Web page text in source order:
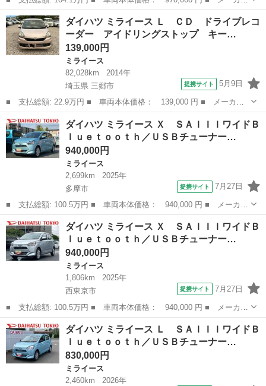
名： ダイハツ ■ 車種名： ミライース ■ グレード名： Ｘ Ｓ
ＡＩＩＩ 走行２０８２キロ／ＬＥＤヘッドライト 走行２０８２キ
ロ ＬＥＤ...
東京 足立区 ミライース
ダイハツ ミライース Ｌ ＣＤ ドライブレコ
ーダー アイドリングストップ キー…
139,000円
ミライース
82,028km
2014年
埼玉県 三郷市
提携サイト 5月9日
■ 支払総額: 22.9万円 ■ 車両本体価格： 139,000 円 ■ メーカー
名： ダイハツ ■ 車種名： ミライース ■ グレード名： Ｌ Ｃ
Ｄ ドライブレコーダー アイドリングストップ キーレス アルミ
ホイール 盗...
埼玉 三郷市 ミライース
ダイハツ ミライース Ｘ ＳＡＩＩＩワイドＢ
ｌｕｅｔｏｏｔｈ／ＵＳＢチューナー…
940,000円
ミライース
2,699km
2025年
多摩市
提携サイト 7月27日
■ 支払総額: 100.5万円 ■ 車両本体価格： 940,000 円 ■ メーカー
名： ダイハツ ■ 車種名： ミライース ■ グレード名： Ｘ Ｓ
ＡＩＩＩワイドＢｌｕｅｔｏｏｔｈ／ＵＳＢチューナー装備 保証
新車保証・...
東京 多摩市 ミライース
ダイハツ ミライース Ｘ ＳＡＩＩＩワイドＢ
ｌｕｅｔｏｏｔｈ／ＵＳＢチューナー…
940,000円
ミライース
1,806km
2025年
西東京市
提携サイト 7月27日
■ 支払総額: 100.5万円 ■ 車両本体価格： 940,000 円 ■ メーカー
名： ダイハツ ■ 車種名： ミライース ■ グレード名： Ｘ Ｓ
ＡＩＩＩワイドＢｌｕｅｔｏｏｔｈ／ＵＳＢチューナー装備 保証
新車保証・...
東京 西東京市
ダイハツ ミライース Ｌ ＳＡＩＩＩワイドＢ
ｌｕｅｔｏｏｔｈ／ＵＳＢチューナー…
830,000円
ミライース
2,460km
2026年